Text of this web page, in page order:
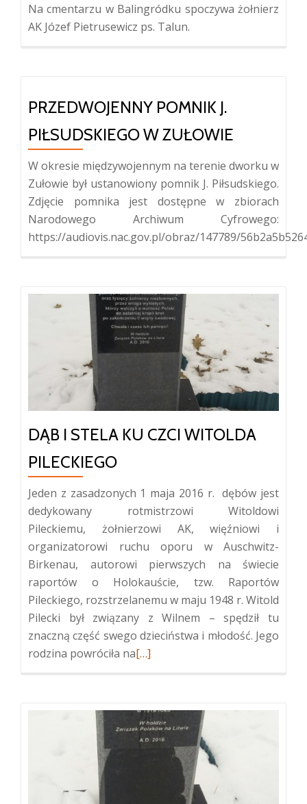
Na cmentarzu w Balingródku spoczywa żołnierz
AK Józef Pietrusewicz ps. Talun.
PRZEDWOJENNY POMNIK J.
PIŁSUDSKIEGO W ZUŁOWIE
W okresie międzywojennym na terenie dworku w
Zułowie był ustanowiony pomnik J. Piłsudskiego.
Zdjęcie pomnika jest dostępne w zbiorach
Narodowego Archiwum Cyfrowego:
https://audiovis.nac.gov.pl/obraz/147789/
DĄB I STELA KU CZCI WITOLDA
PILECKIEGO
Jeden z zasadzonych 1 maja 2016 r. dębów jest
dedykowany rotmistrzowi Witoldowi
Pileckiemu, żołnierzowi AK, więźniowi i
organizatorowi ruchu oporu w Auschwitz-
Birkenau, autorowi pierwszych na świecie
raportów o Holokauście, tzw. Raportów
Pileckiego, rozstrzelanemu w maju 1948 r. Witold
Pilecki był związany z Wilnem – spędził tu
znaczną część swego dzieciństwa i młodość. Jego
rodzina powróciła naWięcej
ku
czci
Witolda
Pileckiego
[…]